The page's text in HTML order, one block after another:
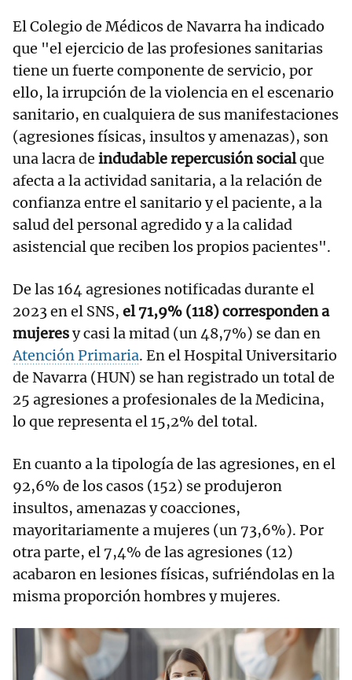
El Colegio de Médicos de Navarra ha indicado
que "el ejercicio de las profesiones sanitarias
tiene un fuerte componente de servicio, por
ello, la irrupción de la violencia en el escenario
sanitario, en cualquiera de sus manifestaciones
(agresiones físicas, insultos y amenazas), son
una lacra de indudable repercusión socialque
afecta a la actividad sanitaria, a la relación de
confianza entre el sanitario y el paciente, a la
salud del personal agredido y a la calidad
asistencial que reciben los propios pacientes".
De las 164 agresiones notificadas durante el
2023 en el SNS, el 71,9% (118) corresponden a
mujeresy casi la mitad (un 48,7%) se dan en
Atención Primaria. En el Hospital Universitario
de Navarra (HUN) se han registrado un total de
25 agresiones a profesionales de la Medicina,
lo que representa el 15,2% del total.
En cuanto a la tipología de las agresiones, en el
92,6% de los casos (152) se produjeron
insultos, amenazas y coacciones,
mayoritariamente a mujeres (un 73,6%). Por
otra parte, el 7,4% de las agresiones (12)
acabaron en lesiones físicas, sufriéndolas en la
misma proporción hombres y mujeres.